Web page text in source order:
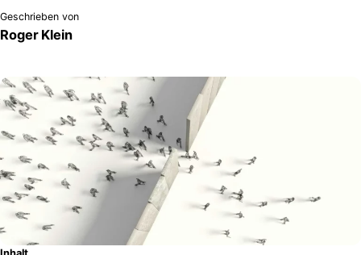
Geschrieben von
Roger Klein